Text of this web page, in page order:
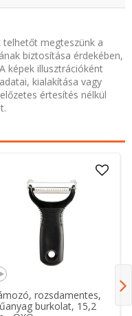
telhetőt megteszünk a
biztosítása érdekében,
képek illusztrációként
kialakítása vagy
értesítés nélkül
rozsdamentes,
burkolat, 15,2